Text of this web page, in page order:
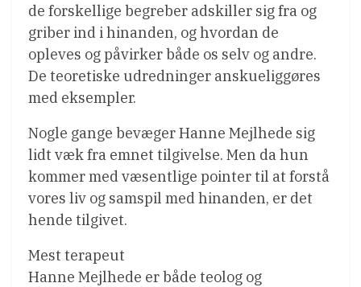
de forskellige begreber adskiller sig fra og
griber ind i hinanden, og hvordan de
opleves og påvirker både os selv og andre.
De teoretiske udredninger anskueliggøres
med eksempler.
Nogle gange bevæger Hanne Mejlhede sig
lidt væk fra emnet tilgivelse. Men da hun
kommer med væsentlige pointer til at forstå
vores liv og samspil med hinanden, er det
hende tilgivet.
Mest terapeut
Hanne Mejlhede er både teolog og